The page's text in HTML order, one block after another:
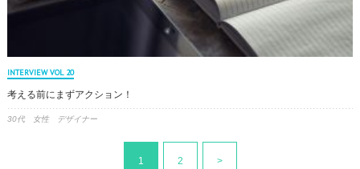
INTERVIEW VOL 20
考える前にまずアクション！
30代 女性 デザイナー
1 2 >